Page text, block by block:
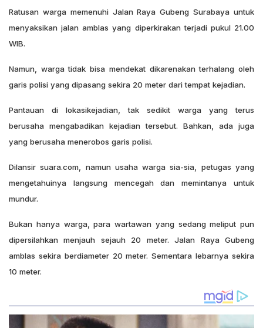
Ratusan warga memenuhi Jalan Raya Gubeng Surabaya untuk
menyaksikan jalan amblas yang diperkirakan terjadi pukul 21.00
WIB.
Namun, warga tidak bisa mendekat dikarenakan terhalang oleh
garis polisi yang dipasang sekira 20 meter dari tempat kejadian.
Pantauan di lokasikejadian, tak sedikit warga yang terus
berusaha mengabadikan kejadian tersebut. Bahkan, ada juga
yang berusaha menerobos garis polisi.
Dilansir suara.com, namun usaha warga sia-sia, petugas yang
mengetahuinya langsung mencegah dan memintanya untuk
mundur.
Bukan hanya warga, para wartawan yang sedang meliput pun
dipersilahkan menjauh sejauh 20 meter. Jalan Raya Gubeng
amblas sekira berdiameter 20 meter. Sementara lebarnya sekira
10 meter.